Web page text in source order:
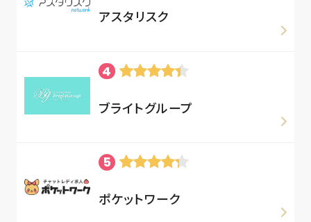
アスタリスク
ブライトグループ
ポケットワーク